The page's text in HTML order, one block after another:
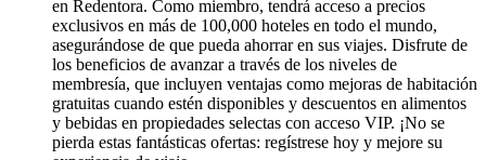
en Redentora. Como miembro, tendrá acceso a precios
exclusivos en más de 100,000 hoteles en todo el mundo,
asegurándose de que pueda ahorrar en sus viajes. Disfrute de
los beneficios de avanzar a través de los niveles de
membresía, que incluyen ventajas como mejoras de habitación
gratuitas cuando estén disponibles y descuentos en alimentos
y bebidas en propiedades selectas con acceso VIP. ¡No se
pierda estas fantásticas ofertas: regístrese hoy y mejore su